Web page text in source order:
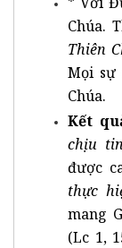
Chúa.
Thiên
Mọi sự
Chúa.
Kết
chịu
được
thực
mang
(Lc 1,